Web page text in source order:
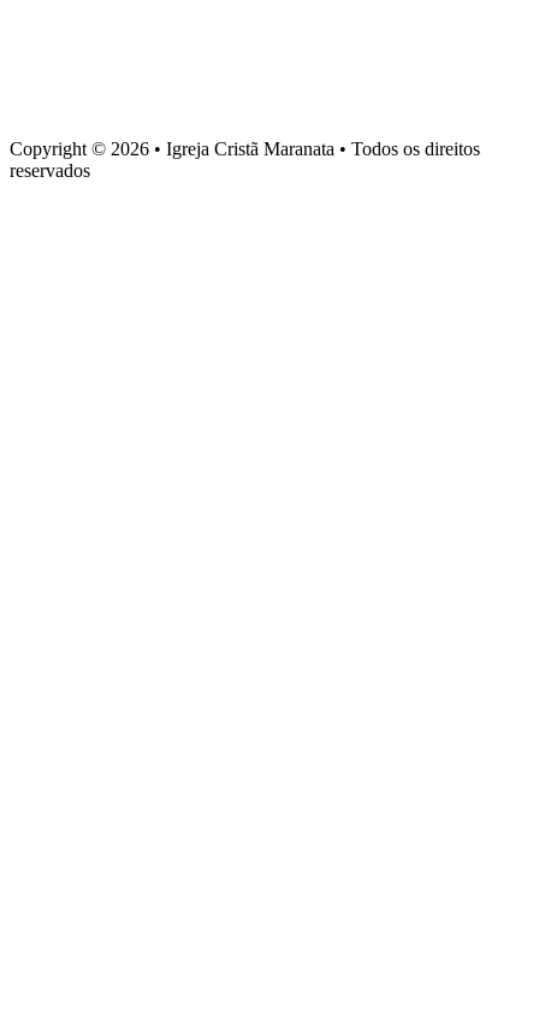
Copyright © 2026 • Igreja Cristã Maranata • Todos os direitos
reservados